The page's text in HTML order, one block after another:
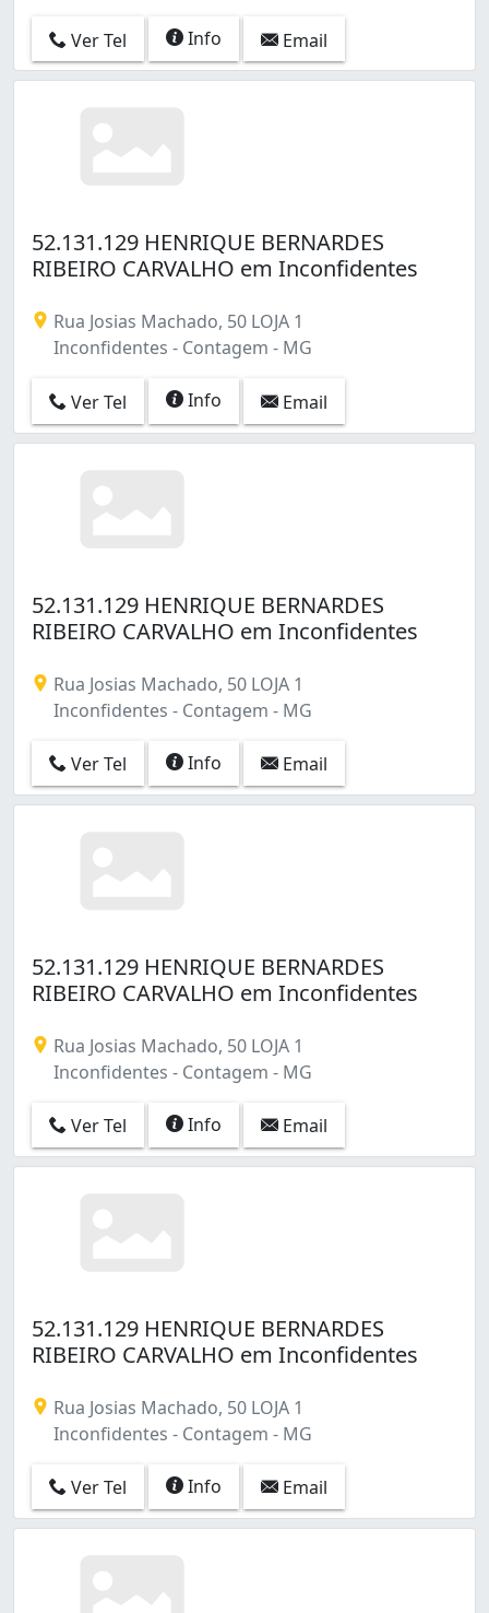
Ver Tel Info Email
52.131.129 HENRIQUE BERNARDES
RIBEIRO CARVALHO em Inconfidentes
Rua Josias Machado, 50 LOJA 1
Inconfidentes - Contagem - MG
Ver Tel Info Email
52.131.129 HENRIQUE BERNARDES
RIBEIRO CARVALHO em Inconfidentes
Rua Josias Machado, 50 LOJA 1
Inconfidentes - Contagem - MG
Ver Tel Info Email
52.131.129 HENRIQUE BERNARDES
RIBEIRO CARVALHO em Inconfidentes
Rua Josias Machado, 50 LOJA 1
Inconfidentes - Contagem - MG
Ver Tel Info Email
52.131.129 HENRIQUE BERNARDES
RIBEIRO CARVALHO em Inconfidentes
Rua Josias Machado, 50 LOJA 1
Inconfidentes - Contagem - MG
Ver Tel Info Email